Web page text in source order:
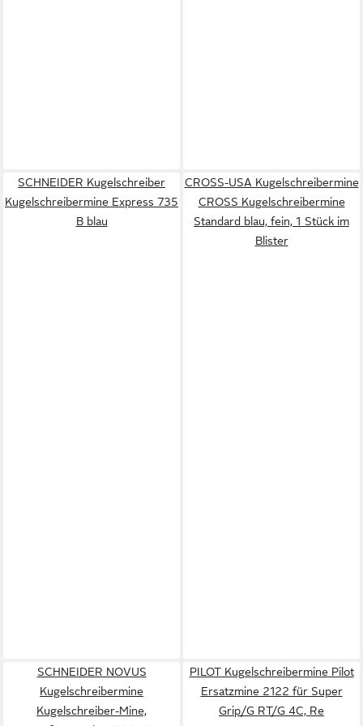
SCHNEIDER Kugelschreiber
Kugelschreibermine Express 735
B blau
CROSS-USA Kugelschreibermine
CROSS Kugelschreibermine
Standard blau, fein, 1 Stück im
Blister
SCHNEIDER NOVUS
Kugelschreibermine
Kugelschreiber-Mine,
PILOT Kugelschreibermine Pilot
Ersatzmine 2122 für Super
Grip/G RT/G 4C, Re